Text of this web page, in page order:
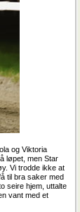
og Viktoria
løpet, men Star
Vi trodde ikke at
til bra saker med
seire hjem, uttalte
vant med et